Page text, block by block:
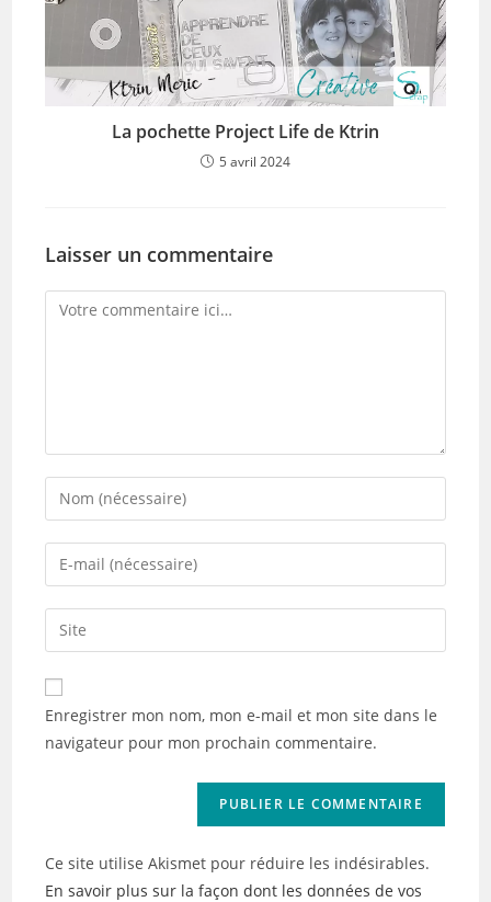
La pochette Project Life de Ktrin
5 avril 2024
Laisser un commentaire
Comment
Enter
your
name
comment
Enter
your
email
address
comment
Saisir
l’URL
de
votre
(facultatif)
Enregistrer mon nom, mon e-mail et mon site dans le
navigateur pour mon prochain commentaire.
Ce site utilise Akismet pour réduire les indésirables.
En savoir plus sur la façon dont les données de vos